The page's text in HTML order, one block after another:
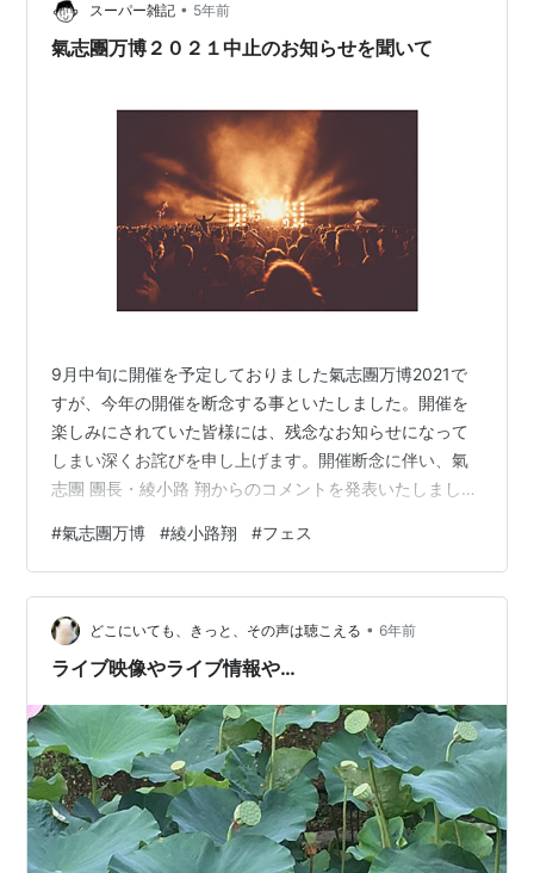
スーパー雑記 • 5年前
氣志團万博２０２１中止のお知らせを聞いて
9月中旬に開催を予定しておりました氣志團万博2021で
すが、今年の開催を断念する事といたしました。開催を
楽しみにされていた皆様には、残念なお知らせになって
しまい深くお詫びを申し上げます。開催断念に伴い、氣
志團 團長・綾小路 翔からのコメントを発表いたしまし
pic.twitter.com/u9Qf3TXgp9— 【公式】氣志團万博
(@officialbanpaku) 2021年7月22日 我らが氣志團 團長・
綾小路翔の英断。英断というかかっこいい。 なんでかっ
こいいのかって氣志團万博のテーマとか理念をしっかり
持って考えや行動、発する言葉が一貫…
#氣志團万博 #綾小路翔 #フェス
どこにいても、きっと、その声は聴こえる • 6年前
ライブ映像やライブ情報や…